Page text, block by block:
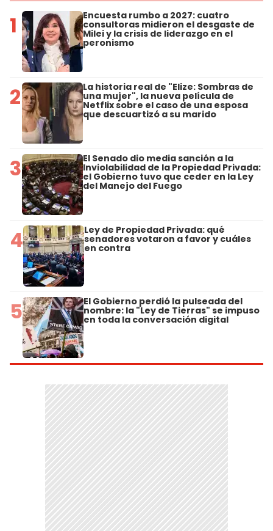
1 Encuesta rumbo a 2027: cuatro
consultoras midieron el desgaste de
Milei y la crisis de liderazgo en el
peronismo
2 La historia real de "Elize: Sombras de
una mujer", la nueva película de
Netflix sobre el caso de una esposa
que descuartizó a su marido
3 El Senado dio media sanción a la
Inviolabilidad de la Propiedad Privada:
el Gobierno tuvo que ceder en la Ley
del Manejo del Fuego
4 Ley de Propiedad Privada: qué
senadores votaron a favor y cuáles
en contra
5 El Gobierno perdió la pulseada del
nombre: la "Ley de Tierras" se impuso
en toda la conversación digital